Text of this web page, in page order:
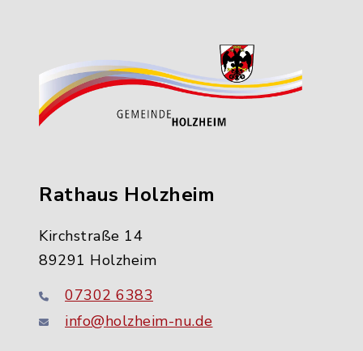
Rathaus Holzheim
Kirchstraße 14
89291 Holzheim
07302 6383
info@holzheim-nu.de